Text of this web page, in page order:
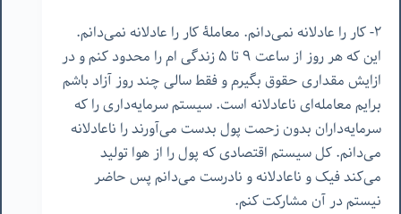
٢- کار را عادلانه نمی‌دانم. معاملۀ کار را عادلانه نمی‌دانم.
این که هر روز از ساعت ٩ تا ۵ زندگی ام را محدود کنم و در
ازایش مقداری حقوق بگیرم و فقط سالی چند روز آزاد باشم
برایم معامله‌ای ناعادلانه است. سیستم سرمایه‌داری را که
سرمایه‌داران بدون زحمت پول بدست می‌آورند را ناعادلانه
می‌دانم. کل سیستم اقتصادی که پول را از هوا تولید
می‌کند فیک و ناعادلانه و نادرست می‌دانم پس حاضر
نیستم در آن مشارکت کنم.